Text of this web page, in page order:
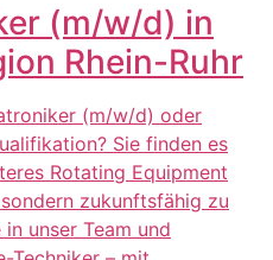
(m/w/d) in
Rhein-Ruhr
(m/w/d) oder
Sie finden es
Rotating Equipment
zukunftsfähig zu
unser Team und